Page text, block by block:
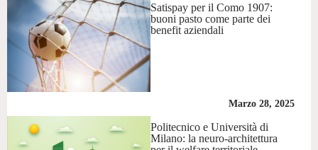
Satispay per il Como 1907:
buoni pasto come parte dei
benefit aziendali
Marzo 28, 2025
Politecnico e Università di
Milano: la neuro-architettura